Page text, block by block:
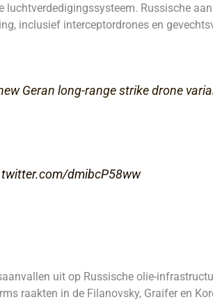
Russische
inclusief interceptordrones en
Geran long-range strike drone
dmibcP58ww
uit op Russische olie-
raakten in de Filanovsky, Graifer en